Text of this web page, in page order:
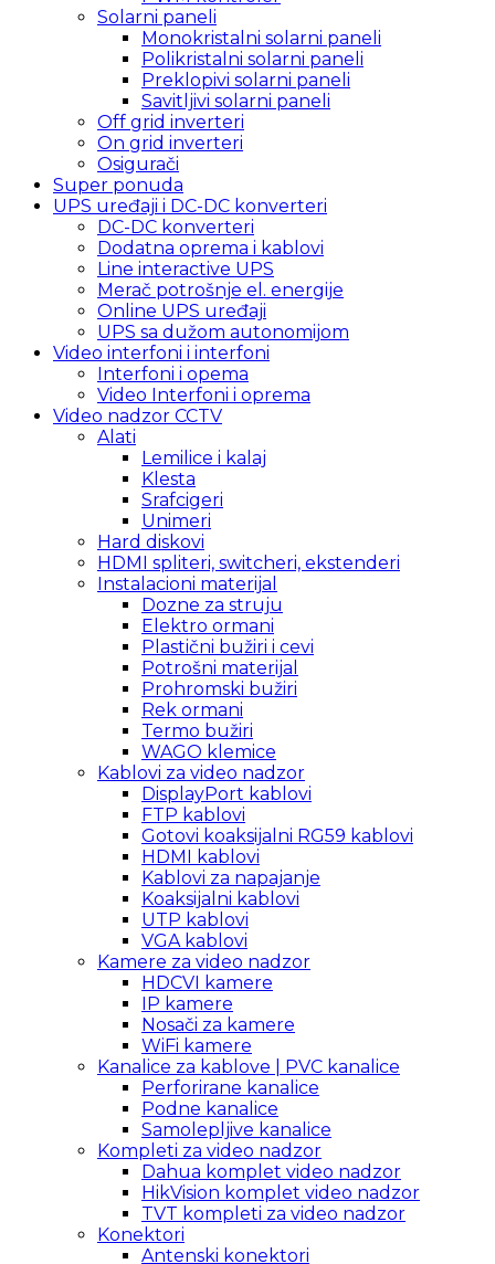
Solarni paneli
Monokristalni solarni paneli
Polikristalni solarni paneli
Preklopivi solarni paneli
Savitljivi solarni paneli
Off grid inverteri
On grid inverteri
Osigurači
Super ponuda
UPS uređaji i DC-DC konverteri
DC-DC konverteri
Dodatna oprema i kablovi
Line interactive UPS
Merač potrošnje el. energije
Online UPS uređaji
UPS sa dužom autonomijom
Video interfoni i interfoni
Interfoni i opema
Video Interfoni i oprema
Video nadzor CCTV
Alati
Lemilice i kalaj
Klesta
Srafcigeri
Unimeri
Hard diskovi
HDMI spliteri, switcheri, ekstenderi
Instalacioni materijal
Dozne za struju
Elektro ormani
Plastični bužiri i cevi
Potrošni materijal
Prohromski bužiri
Rek ormani
Termo bužiri
WAGO klemice
Kablovi za video nadzor
DisplayPort kablovi
FTP kablovi
Gotovi koaksijalni RG59 kablovi
HDMI kablovi
Kablovi za napajanje
Koaksijalni kablovi
UTP kablovi
VGA kablovi
Kamere za video nadzor
HDCVI kamere
IP kamere
Nosači za kamere
WiFi kamere
Kanalice za kablove | PVC kanalice
Perforirane kanalice
Podne kanalice
Samolepljive kanalice
Kompleti za video nadzor
Dahua komplet video nadzor
HikVision komplet video nadzor
TVT kompleti za video nadzor
Konektori
Antenski konektori